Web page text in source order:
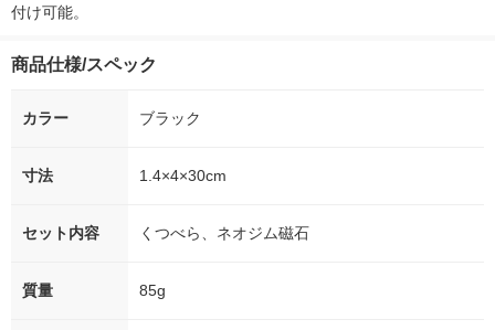
付け可能。
商品仕様/スペック
カラー ブラック
寸法 1.4×4×30cm
セット内容 くつべら、ネオジム磁石
質量 85g